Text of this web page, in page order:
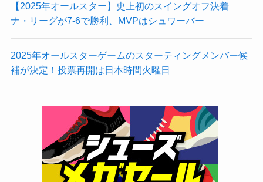
【2025年オールスター】史上初のスイングオフ決着
ナ・リーグが7-6で勝利、MVPはシュワーバー
2025年オールスターゲームのスターティングメンバー候
補が決定！投票再開は日本時間火曜日